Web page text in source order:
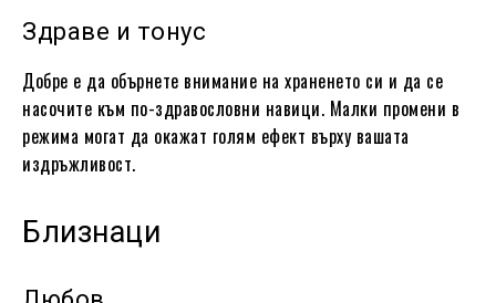
Здраве и тонус
Добре е да обърнете внимание на храненето си и да се
насочите към по-здравословни навици. Малки промени в
режима могат да окажат голям ефект върху вашата
издръжливост.
Близнаци